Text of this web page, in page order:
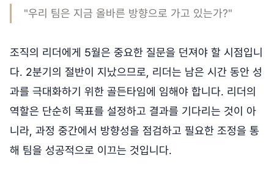
"우리 팀은 지금 올바른 방향으로 가고 있는가?"
조직의 리더에게 5월은 중요한 질문을 던져야 할 시점입니
다. 2분기의 절반이 지났으므로, 리더는 남은 시간 동안 성
과를 극대화하기 위한 골든타임에 임해야 합니다. 리더의
역할은 단순히 목표를 설정하고 결과를 기다리는 것이 아
니라, 과정 중간에서 방향성을 점검하고 필요한 조정을 통
해 팀을 성공적으로 이끄는 것입니다.